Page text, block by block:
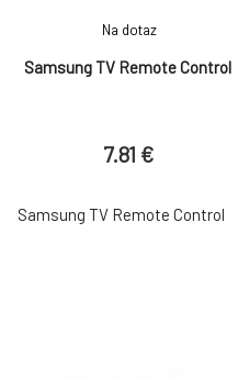
Samsung TV Remote Control
Na dotaz
7.81 €
Samsung TV Remote Control